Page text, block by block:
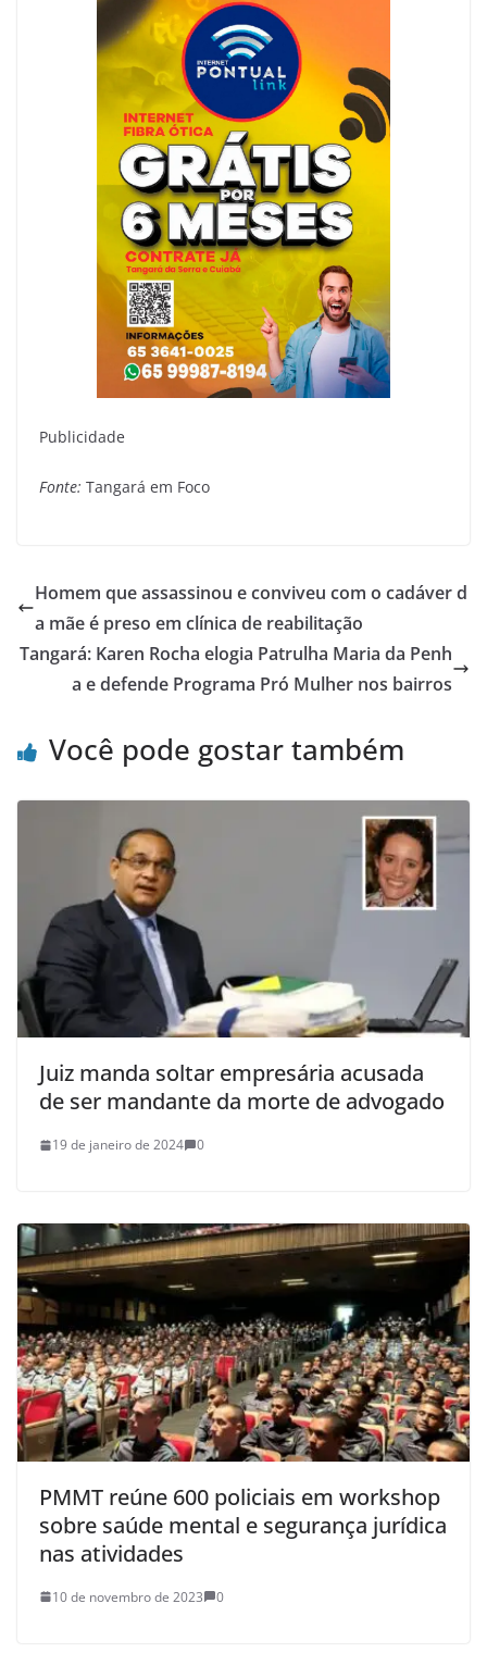
Publicidade
Fonte: Tangará em Foco
Homem que assassinou e conviveu com o cadáver d
a mãe é preso em clínica de reabilitação
Tangará: Karen Rocha elogia Patrulha Maria da Penh
a e defende Programa Pró Mulher nos bairros
Você pode gostar também
Juiz manda soltar empresária acusada
de ser mandante da morte de advogado
19 de janeiro de 2024 0
PMMT reúne 600 policiais em workshop
sobre saúde mental e segurança jurídica
nas atividades
10 de novembro de 2023 0